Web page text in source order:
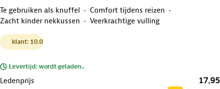
Te gebruiken als knuffel
Comfort tijdens reizen
Zacht kinder nekkussen
Veerkrachtige vulling
klant: 10.0
Levertijd: wordt geladen..
Ledenprijs 17,95